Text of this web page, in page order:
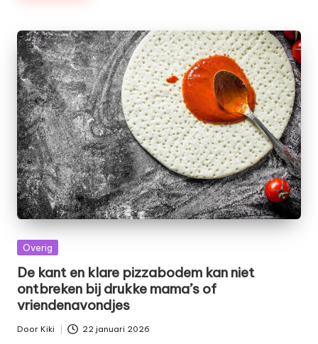
Geplaatst
Overig
De kant en klare pizzabodem kan niet
ontbreken bij drukke mama’s of
vriendenavondjes
Door Kiki 22 januari 2026